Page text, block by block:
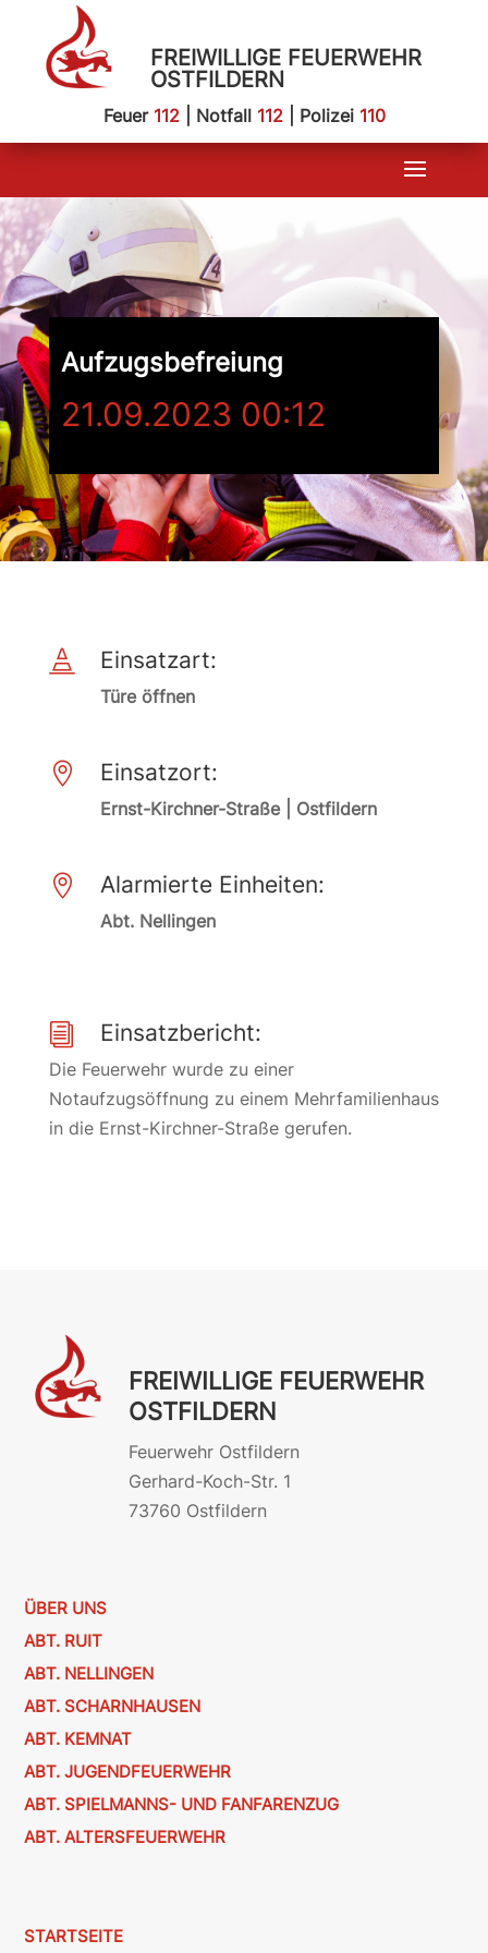
FREIWILLIGE FEUERWEHR
OSTFILDERN
Feuer 112| Notfall 112| Polizei 110
Aufzugsbefreiung
21.09.2023 00:12
 Einsatzart:
Türe öffnen
 Einsatzort:
Ernst-Kirchner-Straße | Ostfildern
 Alarmierte Einheiten:
Abt. Nellingen
i Einsatzbericht:
Die Feuerwehr wurde zu einer
Notaufzugsöffnung zu einem Mehrfamilienhaus
in die Ernst-Kirchner-Straße gerufen.
FREIWILLIGE FEUERWEHR
OSTFILDERN
Feuerwehr Ostfildern
Gerhard-Koch-Str. 1
73760 Ostfildern
ÜBER UNS
ABT. RUIT
ABT. NELLINGEN
ABT. SCHARNHAUSEN
ABT. KEMNAT
ABT. JUGENDFEUERWEHR
ABT. SPIELMANNS- UND FANFARENZUG
ABT. ALTERSFEUERWEHR
STARTSEITE